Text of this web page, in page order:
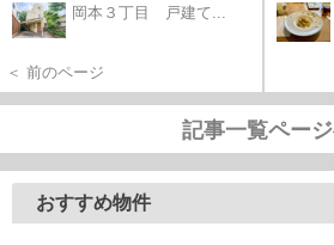
岡本３丁目 戸建て...
＜ 前のページ
記事一覧ペー
おすすめ物件